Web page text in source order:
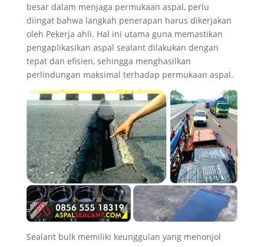
besar dalam menjaga permukaan aspal, perlu
diingat bahwa langkah penerapan harus dikerjakan
oleh Pekerja ahli. Hal ini utama guna memastikan
pengaplikasikan aspal sealant dilakukan dengan
tepat dan efisien, sehingga menghasilkan
perlindungan maksimal terhadap permukaan aspal.
Sealant bulk memiliki keunggulan yang menonjol